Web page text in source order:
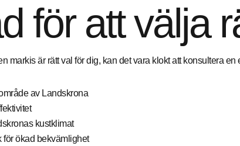
för att välja
markis är rätt val för dig, kan det vara klokt att konsultera
av Landskrona
kustklimat
för ökad bekvämlighet